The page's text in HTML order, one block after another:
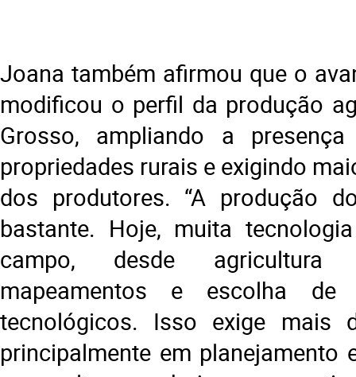
Joana também afirmou que o
modificou o perfil da produção
Grosso, ampliando a
propriedades rurais e exigindo
dos produtores. “A produção
bastante. Hoje, muita
campo, desde agricultura
mapeamentos e escolha de
tecnológicos. Isso exige mais
principalmente em planejamento